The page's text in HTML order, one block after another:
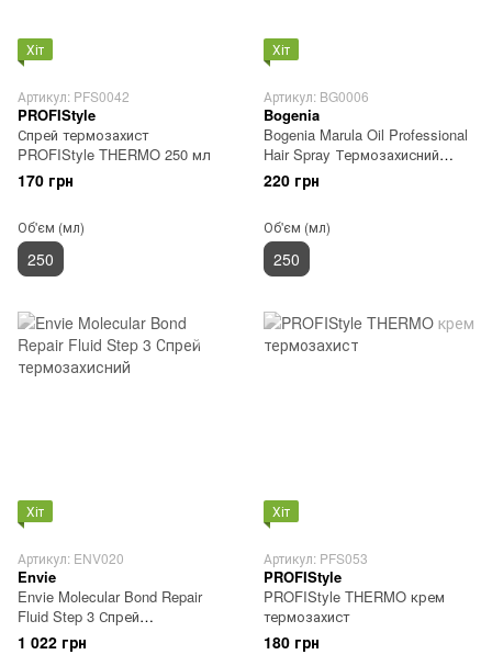
Хіт
Артикул: PFS0042
PROFIStyle
Спрей термозахист
PROFIStyle THERMO 250 мл
170 грн
Об'єм (мл)
250
Хіт
Артикул: BG0006
Bogenia
Bogenia Marula Oil Professional
Hair Spray Термозахисний
спрей з маслом марули 250
220 грн
Об'єм (мл)
250
Хіт
Артикул: ENV020
Envie
Envie Molecular Bond Repair
Fluid Step 3 Спрей
термозахисний
1 022 грн
Хіт
Артикул: PFS053
PROFIStyle
PROFIStyle THERMO крем
термозахист
180 грн